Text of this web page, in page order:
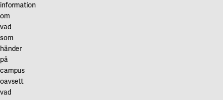
information
om
vad
som
händer
på
campus
oavsett
vad